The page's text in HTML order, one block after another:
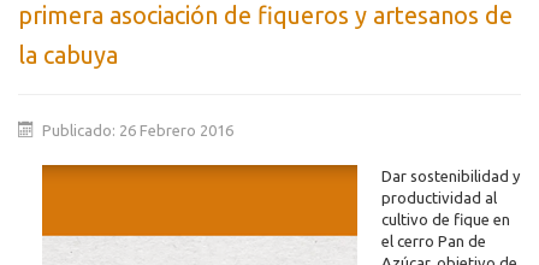
primera asociación de fiqueros y artesanos de
la cabuya
Publicado: 26 Febrero 2016
Dar sostenibilidad y
productividad al
cultivo de fique en
el cerro Pan de